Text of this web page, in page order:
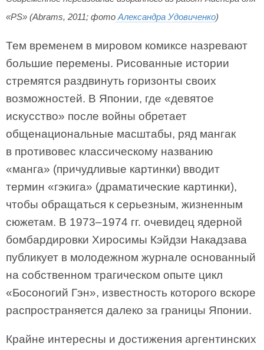
«PS» (Abrams, 2011; фото Александра Удовиченко)
Тем временем в мировом комиксе назревают
большие перемены. Рисованные истории
стремятся раздвинуть горизонты своих
возможностей. В Японии, где «девятое
искусство» после войны обретает
общенациональные масштабы, ряд мангак
в противовес классическому названию
«манга» (причудливые картинки) вводит
термин «гэкига» (драматические картинки),
чтобы обращаться к серьезным, жизненным
сюжетам. В 1973–1974 гг. очевидец ядерной
бомбардировки Хиросимы Кэйдзи Накадзава
публикует в молодежном журнале основанный
на собственном трагическом опыте цикл
«Босоногий Гэн», известность которого вскоре
распространяется далеко за границы Японии.
Крайне интересны и достижения аргентинских